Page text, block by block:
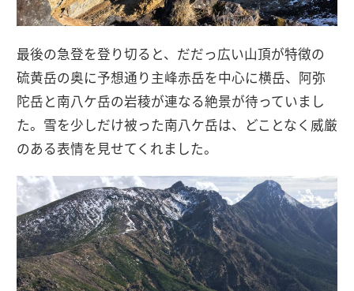
最後の急登を登り切ると、だだっ広い山頂が特徴の
硫黄岳の奥に予想通り主峰赤岳を中心に横岳、阿弥
陀岳と南八ケ岳の岩稜が連なる絶景が待っていまし
た。雪を少しだけ被った南八ケ岳は、どことなく威厳
のある表情を見せてくれました。